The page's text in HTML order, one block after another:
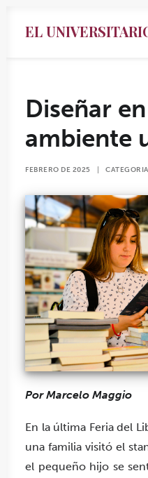
EL
Diseñar
ambiente
FEBRERO DE 2025
Por Marcelo Maggio
En la última Feria del
una familia visitó el
el pequeño hijo se